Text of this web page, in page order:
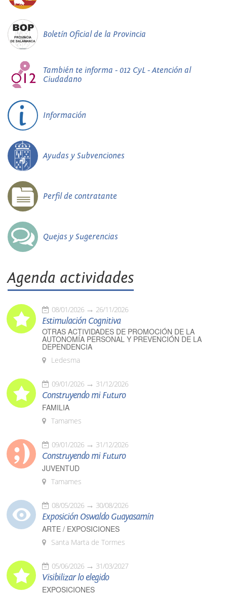
Boletín Oficial de la Provincia
También te informa - 012 CyL - Atención al
Ciudadano
Información
Ayudas y Subvenciones
Perfil de contratante
Quejas y Sugerencias
Agenda actividades
08/01/2026 26/11/2026
Estimulación Cognitiva
OTRAS ACTIVIDADES DE PROMOCIÓN DE LA
AUTONOMÍA PERSONAL Y PREVENCIÓN DE LA
DEPENDENCIA
Ledesma
09/01/2026 31/12/2026
Construyendo mi Futuro
FAMILIA
Tamames
09/01/2026 31/12/2026
Construyendo mi Futuro
JUVENTUD
Tamames
08/05/2026 30/08/2026
Exposición Oswaldo Guayasamín
ARTE / EXPOSICIONES
Santa Marta de Tormes
05/06/2026 31/03/2027
Visibilizar lo elegido
EXPOSICIONES